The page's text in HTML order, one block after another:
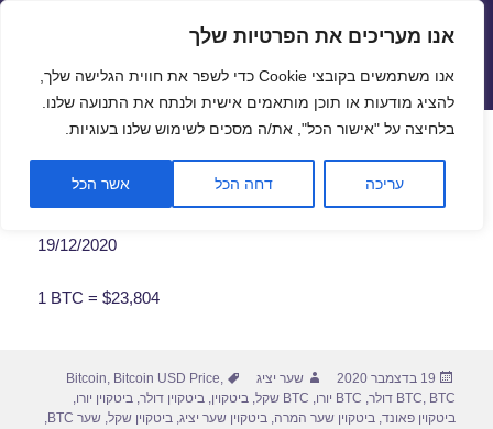
פתח
אנו מעריכים את הפרטיות שלך
אנו משתמשים בקובצי Cookie כדי לשפר את חווית הגלישה שלך,
להציג מודעות או תוכן מותאמים אישית ולנתח את התנועה שלנו.
בלחיצה על "אישור הכל", את/ה מסכים לשימוש שלנו בעוגיות.
עריכה דחה הכל אשר הכל
שערי חליפין יציגים – שער יציג
תפריטים
ווידג'טים
שער ביטקוין לתאריך 19/12/2020
19/12/2020
1 BTC = $23,804
פורסם
בתאריך
19 בדצמבר 2020 מחבר
שער יציג תגיות Bitcoin, Bitcoin USD Price,
BTC, BTC דולר , BTC יורו , BTC שקל ,ביטקוין,ביטקוין דולר,ביטקוין יורו,
ביטקוין פאונד,ביטקוין שער המרה,ביטקוין שער יציג,ביטקוין שקל,שער BTC
,